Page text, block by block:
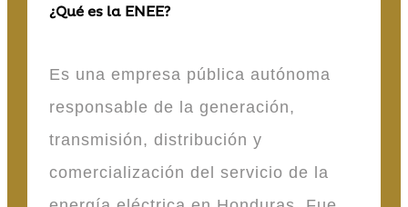
¿Qué es la ENEE?
Es una empresa pública autónoma
responsable de la generación,
transmisión, distribución y
comercialización del servicio de la